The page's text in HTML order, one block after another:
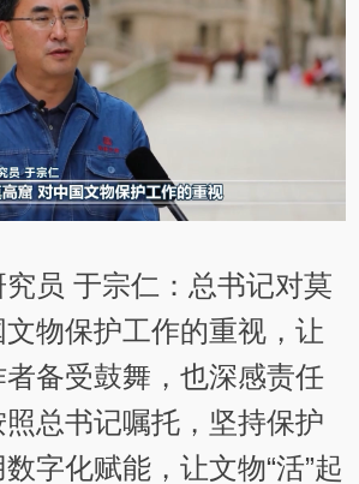
员 于宗仁：总书记对莫
物保护工作的重视，让
备受鼓舞，也深感责任
总书记嘱托，坚持保护
字化赋能，让文物“活”起